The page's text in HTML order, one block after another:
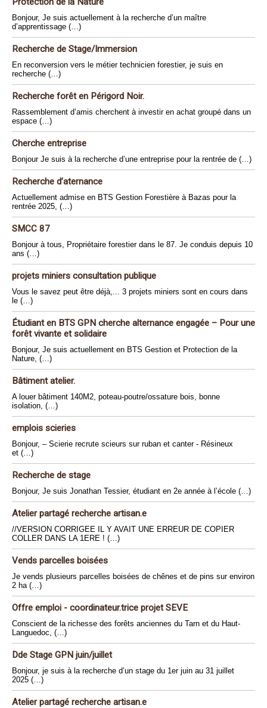
Bonjour, Je suis actuellement à la recherche d’un maître
d’apprentissage (…)
Recherche de Stage/Immersion
En reconversion vers le métier technicien forestier, je suis en
recherche (…)
Recherche forêt en Périgord Noir.
Rassemblement d’amis cherchent à investir en achat groupé dans un
espace (…)
Cherche entreprise
Bonjour Je suis à la recherche d’une entreprise pour la rentrée de (…)
Recherche d’aternance
Actuellement admise en BTS Gestion Forestière à Bazas pour la
rentrée 2025, (…)
SMCC 87
Bonjour à tous, Propriétaire forestier dans le 87. Je conduis depuis 10
ans (…)
projets miniers consultation publique
Vous le savez peut être déjà,... 3 projets miniers sont en cours dans
le (…)
Étudiant en BTS GPN cherche alternance engagée – Pour une
forêt vivante et solidaire
Bonjour, Je suis actuellement en BTS Gestion et Protection de la
Nature, (…)
Bâtiment atelier.
A louer bâtiment 140M2, poteau-poutre/ossature bois, bonne
isolation, (…)
emplois scieries
Bonjour, – Scierie recrute scieurs sur ruban et canter - Résineux
et (…)
Recherche de stage
Bonjour, Je suis Jonathan Tessier, étudiant en 2e année à l’école (…)
Atelier partagé recherche artisan.e
//VERSION CORRIGEE IL Y AVAIT UNE ERREUR DE COPIER
COLLER DANS LA 1ERE ! (…)
Vends parcelles boisées
Je vends plusieurs parcelles boisées de chênes et de pins sur environ
2 ha (…)
Offre emploi - coordinateur.trice projet SEVE
Conscient de la richesse des forêts anciennes du Tarn et du Haut-
Languedoc, (…)
Dde Stage GPN juin/juillet
Bonjour, je suis à la recherche d’un stage du 1er juin au 31 juillet
2025 (…)
Atelier partagé recherche artisan.e